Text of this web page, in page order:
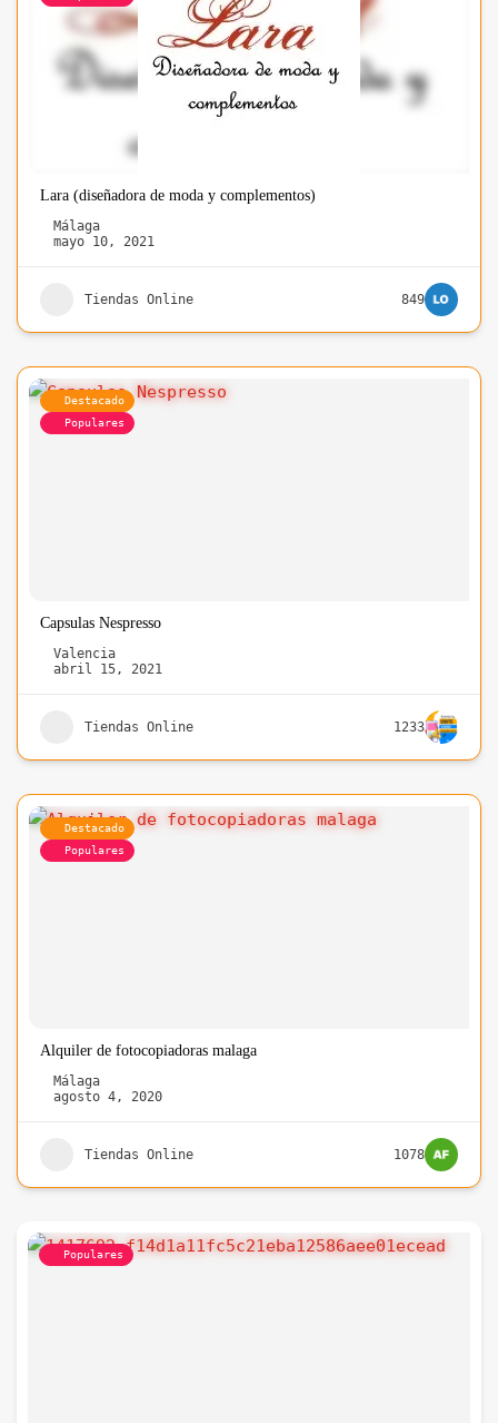
Lara (diseñadora de moda y complementos)
Málaga
mayo 10, 2021
Tiendas Online 849
Destacado
Populares
Capsulas Nespresso
Valencia
abril 15, 2021
Tiendas Online 1233
Destacado
Populares
Alquiler de fotocopiadoras malaga
Málaga
agosto 4, 2020
Tiendas Online 1078
Populares